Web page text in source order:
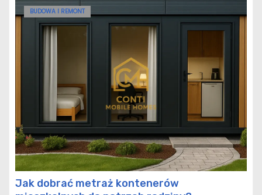
BUDOWA I REMONT
Jak dobrać metraż kontenerów